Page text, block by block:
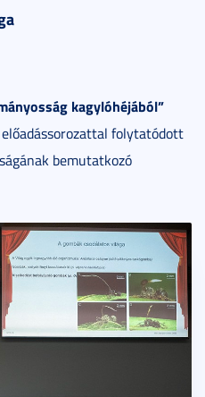
kagylóhéjából”
folytatódott
bemutatkozó